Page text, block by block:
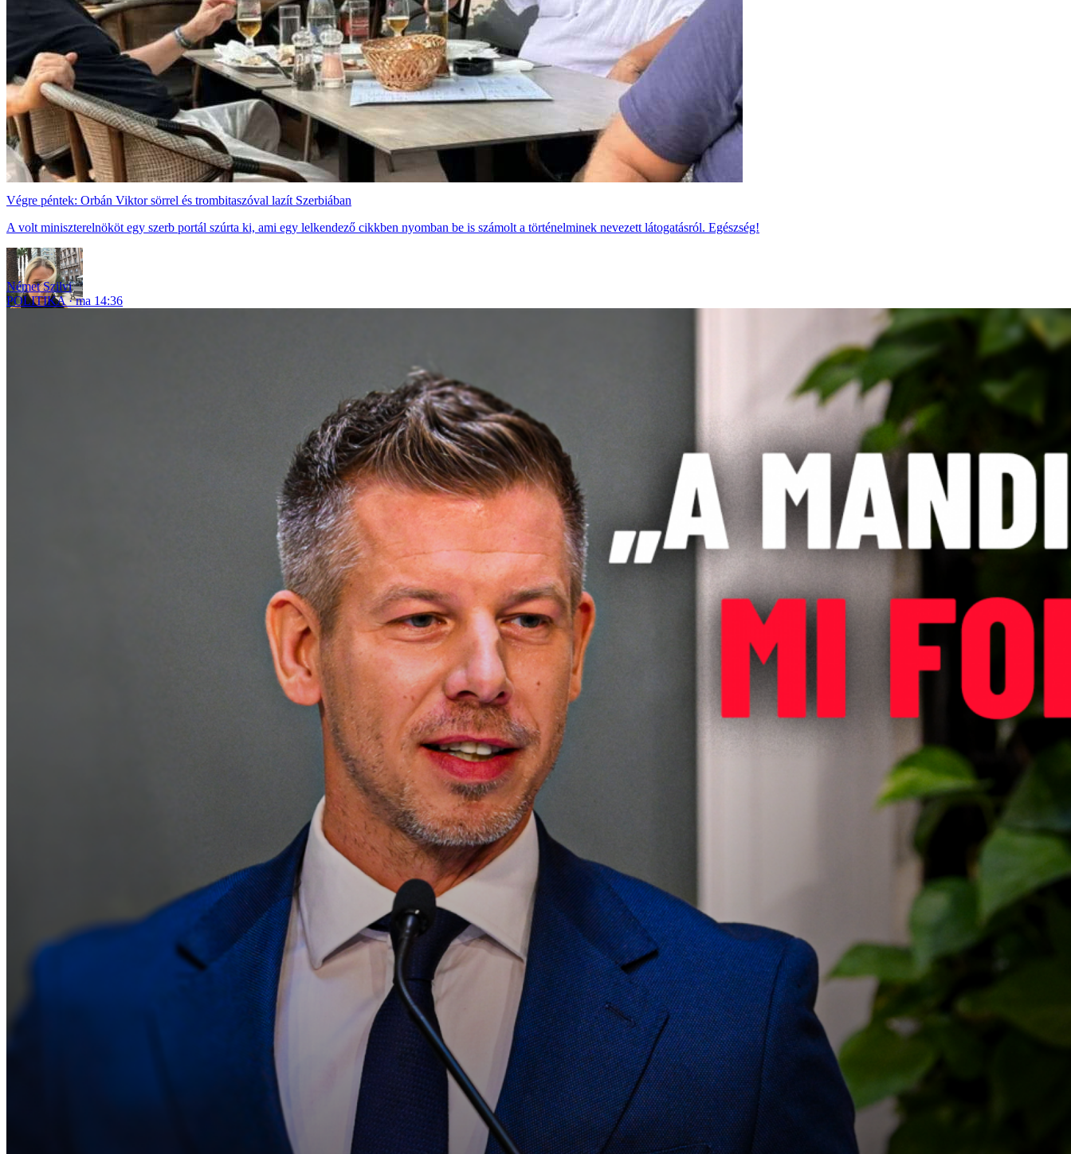
Végre péntek: Orbán Viktor sörrel és trombitaszóval lazít Szerbiában
A volt miniszterelnököt egy szerb portál szúrta ki, ami egy lelkendező cikkben nyomban be is számolt a történelminek nevezett látogatásról. Egészség!
Német Szilvi
POLITIKA
ma 14:36